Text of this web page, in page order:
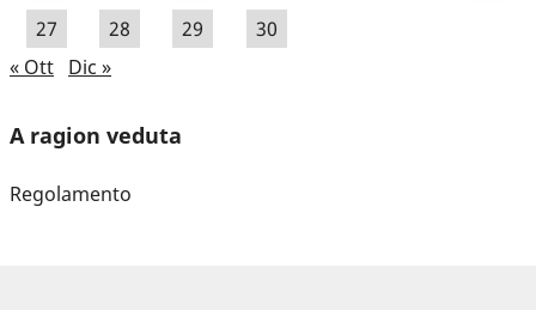
27
28 29
30
« Ott Dic »
A ragion veduta
Regolamento